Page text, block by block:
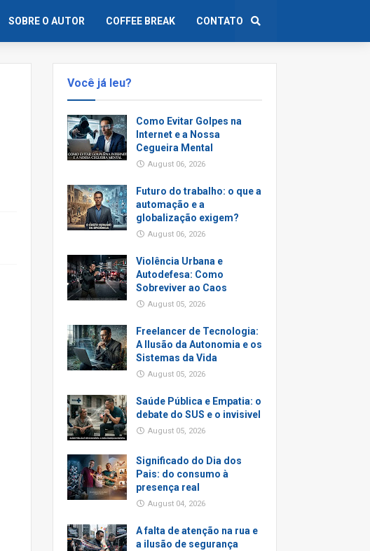
SOBRE O AUTOR COFFEE BREAK CONTATO
Você já leu?
Como Evitar Golpes na
Internet e a Nossa
Cegueira Mental
August 06, 2026
Futuro do trabalho: o que a
automação e a
globalização exigem?
August 06, 2026
Violência Urbana e
Autodefesa: Como
Sobreviver ao Caos
August 05, 2026
Freelancer de Tecnologia:
A Ilusão da Autonomia e os
Sistemas da Vida
August 05, 2026
Saúde Pública e Empatia: o
debate do SUS e o invisivel
August 05, 2026
Significado do Dia dos
Pais: do consumo à
presença real
August 04, 2026
A falta de atenção na rua e
a ilusão de segurança